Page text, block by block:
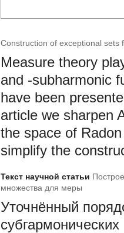
Construction of exceptional
Measure theory
and -subharmonic
have been
article we sharpen
the space of
simplify the
Текст научной статьи
множества для меры
Уточнённый